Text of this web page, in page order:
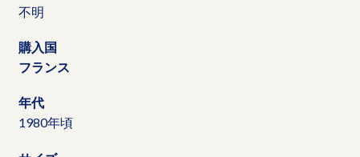
不明
購入国
フランス
年代
1980年頃